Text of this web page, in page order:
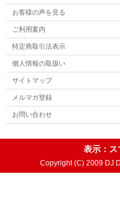
お客様の声を見る
ご利用案内
特定商取引法表示
個人情報の取扱い
サイトマップ
メルマガ登録
お問い合わせ
表示：ス
Copyright (C) 2009 DJ